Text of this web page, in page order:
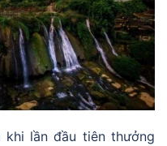
khi lần đầu tiên thưởng